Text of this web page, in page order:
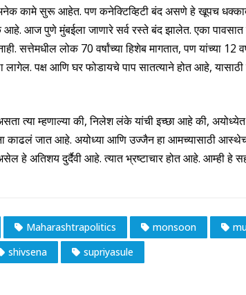
अनेक कामे सुरू आहेत. पण कनेक्टिव्हिटी बंद असणे हे खूपच
आज पुणे मुंबईला जाणारे सर्व रस्ते बंद झालेत. एका पावसात
सत्तेमधील लोक 70 वर्षांच्या हिशेब मागतात, पण यांच्या 12
पक्ष आणि घर फोडायचे पाप सातत्याने होत आहे,
त्या म्हणाल्या की, निलेश लंके यांची इच्छा आहे की,
काढलं जात आहे. अयोध्या आणि उज्जैन हा आमच्यासाठी
हे अतिशय दुर्दैवी आहे. त्यात भ्रष्टाचार होत आहे. आम्ही हे
Maharashtrapolitics monsoon
shivsena supriyasule